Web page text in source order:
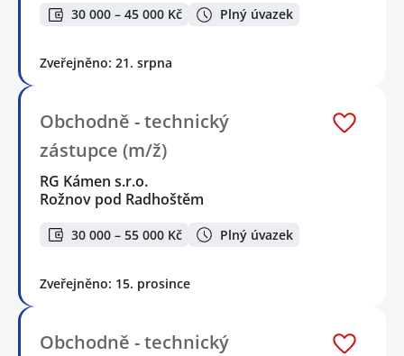
30 000 – 45 000 Kč Plný úvazek
Zveřejněno: 21. srpna
Obchodně - technický
zástupce (m/ž)
RG Kámen s.r.o.
Rožnov pod Radhoštěm
30 000 – 55 000 Kč Plný úvazek
Zveřejněno: 15. prosince
Obchodně - technický